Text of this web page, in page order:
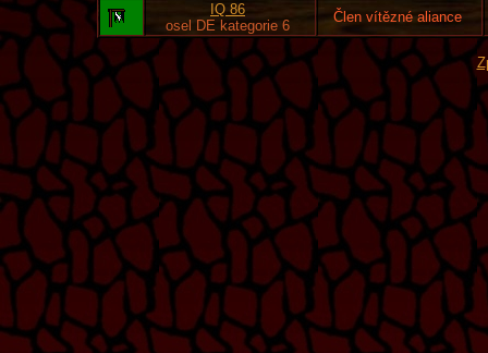
IQ 86
osel DE kategorie 6
Člen vítězné aliance